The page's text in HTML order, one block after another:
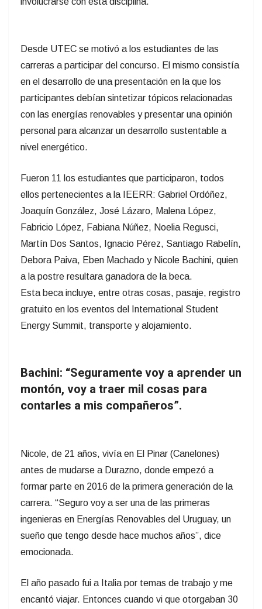
Desde UTEC se motivó a los estudiantes de las
carreras a participar del concurso. El mismo consistía
en el desarrollo de una presentación en la que los
participantes debían sintetizar tópicos relacionadas
con las energías renovables y presentar una opinión
personal para alcanzar un desarrollo sustentable a
nivel energético.
Fueron 11 los estudiantes que participaron, todos
ellos pertenecientes a la IEERR: Gabriel Ordóñez,
Joaquín González, José Lázaro, Malena López,
Fabricio López, Fabiana Núñez, Noelia Regusci,
Martín Dos Santos, Ignacio Pérez, Santiago Rabelín,
Debora Paiva, Eben Machado y Nicole Bachini, quien
a la postre resultara ganadora de la beca.
Esta beca incluye, entre otras cosas, pasaje, registro
gratuito en los eventos del International Student
Energy Summit, transporte y alojamiento.
Bachini: “Seguramente voy a aprender un
montón, voy a traer mil cosas para
contarles a mis compañeros”.
Nicole, de 21 años, vivía en El Pinar (Canelones)
antes de mudarse a Durazno, donde empezó a
formar parte en 2016 de la primera generación de la
carrera. “Seguro voy a ser una de las primeras
ingenieras en Energías Renovables del Uruguay, un
sueño que tengo desde hace muchos años”, dice
emocionada.
El año pasado fui a Italia por temas de trabajo y me
encantó viajar. Entonces cuando vi que otorgaban 30